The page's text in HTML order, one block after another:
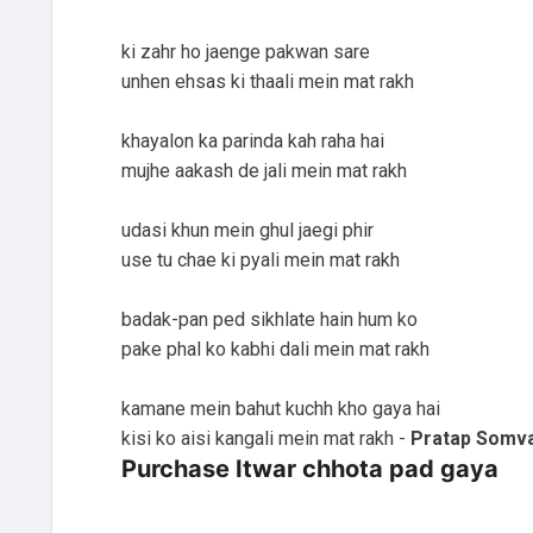
ki zahr ho jaenge pakwan sare
unhen ehsas ki thaali mein mat rakh
khayalon ka parinda kah raha hai
mujhe aakash de jali mein mat rakh
udasi khun mein ghul jaegi phir
use tu chae ki pyali mein mat rakh
badak-pan ped sikhlate hain hum ko
pake phal ko kabhi dali mein mat rakh
kamane mein bahut kuchh kho gaya hai
kisi ko aisi kangali mein mat rakh - Pratap
Purchase Itwar chhota pad gaya